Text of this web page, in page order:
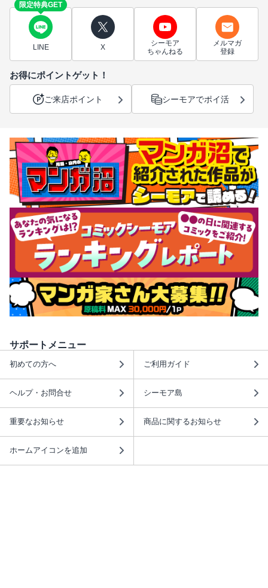
限定特典GET
LINE X
シーモア
ちゃんねる
メルマガ
登録
お得にポイントゲット！
ご来店ポイント シーモアでポイ活
サポートメニュー
初めての方へ ご利用ガイド
ヘルプ・お問合せ シーモア島
重要なお知らせ 商品に関するお知らせ
ホームアイコンを追加